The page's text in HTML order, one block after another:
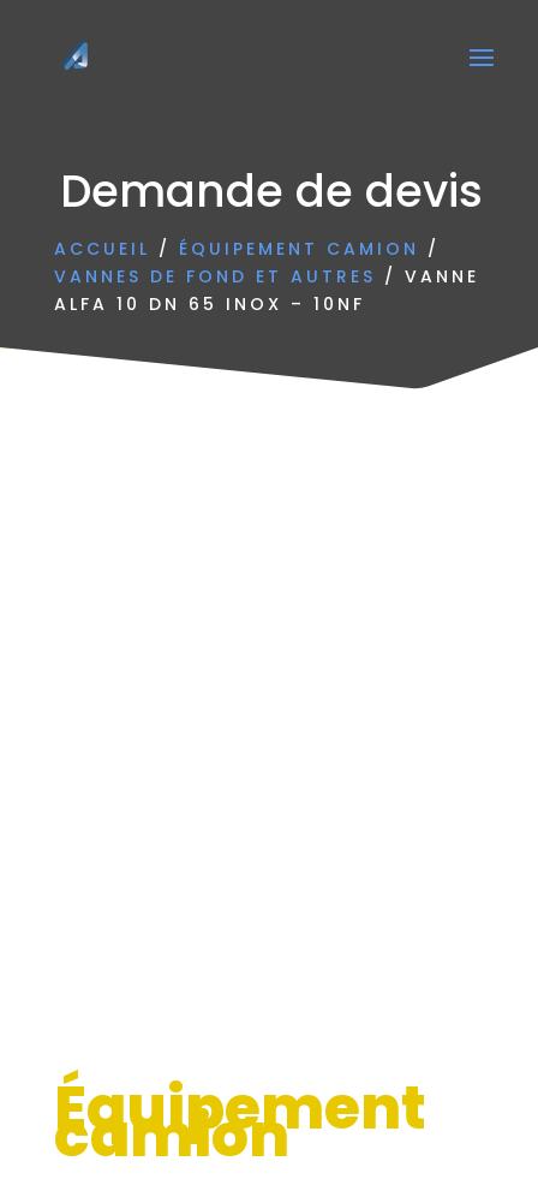
Demande de devis
ACCUEIL / ÉQUIPEMENT CAMION /
VANNES DE FOND ET AUTRES / VANNE
ALFA 10 DN 65 INOX – 10NF
Équipement
camion